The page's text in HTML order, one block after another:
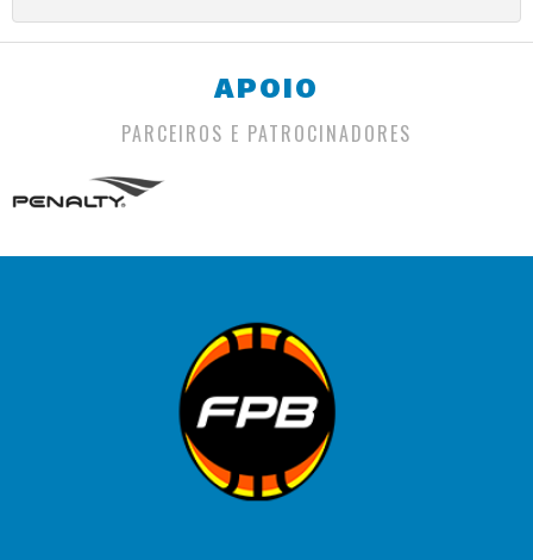
APOIO
PARCEIROS E PATROCINADORES